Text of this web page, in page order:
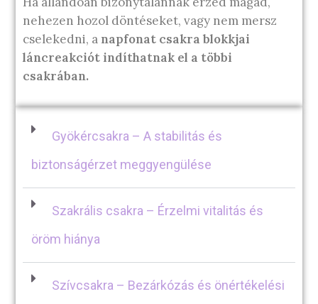
nehezen hozol döntéseket, vagy nem mersz
cselekedni, a napfonat csakra blokkjai
láncreakciót indíthatnak el a többi
csakrában.
Gyökércsakra – A stabilitás és
biztonságérzet meggyengülése
Szakrális csakra – Érzelmi vitalitás és
öröm hiánya
Szívcsakra – Bezárkózás és önértékelési